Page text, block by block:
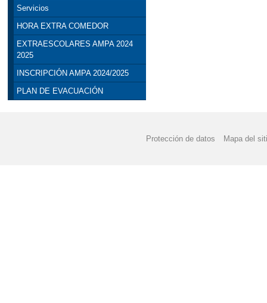
Servicios
HORA EXTRA COMEDOR
EXTRAESCOLARES AMPA 2024
2025
INSCRIPCIÓN AMPA 2024/2025
PLAN DE EVACUACIÓN
Protección de datos Mapa del